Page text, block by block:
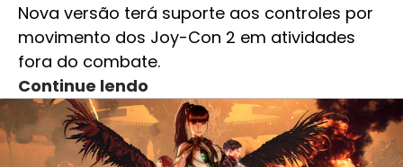
Nova versão terá suporte aos controles por
movimento dos Joy-Con 2 em atividades
fora do combate.
Continue lendo